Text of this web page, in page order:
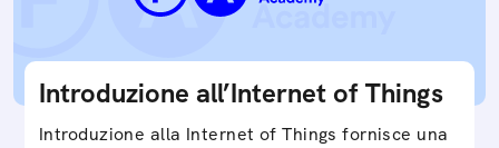
Introduzione all’Internet of Things
Introduzione alla Internet of Things fornisce una